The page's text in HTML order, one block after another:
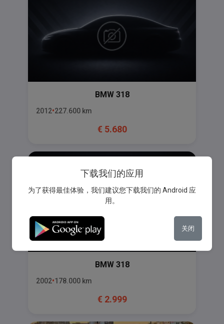
BMW 318
2012 227.600 km
€ 5.680
BMW 318
2002 178.000 km
€ 2.999
下载我们的应用
为了获得最佳体验，我们建议您下载我们的 Android 应
用。
关闭